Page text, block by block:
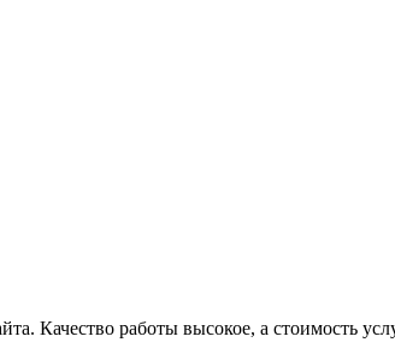
Качество работы высокое, а стоимость